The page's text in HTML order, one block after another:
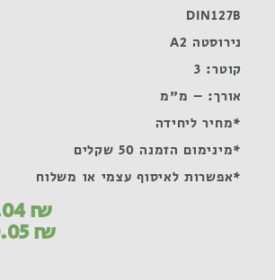
DIN127B
נירוסטה A2
קוטר: 3
אורך: – מ"מ
*מחיר ליחידה
*מינימום הזמנה 50 שקלים
*אפשרות לאיסוף עצמי או משלוח
₪
₪